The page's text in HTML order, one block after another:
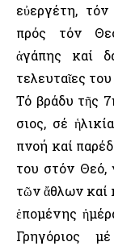
εὐεργέτη,
πρός τόν
ἀγάπης καί
τελευταῖες
Τό βράδυ τῆς
Ὅσιος, σέ
πνοή καί
του στόν Θεό,
τῶν ἄθλων καί
ἑπομένης
Γρηγόριος